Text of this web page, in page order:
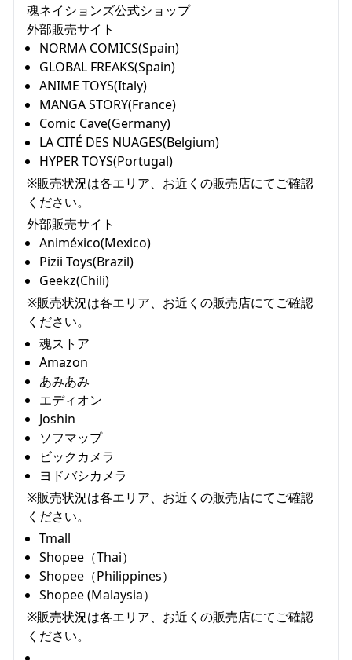
魂ネイションズ公式ショップ
外部販売サイト
NORMA COMICS(Spain)
GLOBAL FREAKS(Spain)
ANIME TOYS(Italy)
MANGA STORY(France)
Comic Cave(Germany)
LA CITÉ DES NUAGES(Belgium)
HYPER TOYS(Portugal)
※販売状況は各エリア、お近くの販売店にてご確認
ください。
外部販売サイト
Animéxico(Mexico)
Pizii Toys(Brazil)
Geekz(Chili)
※販売状況は各エリア、お近くの販売店にてご確認
ください。
魂ストア
Amazon
あみあみ
エディオン
Joshin
ソフマップ
ビックカメラ
ヨドバシカメラ
※販売状況は各エリア、お近くの販売店にてご確認
ください。
Tmall
Shopee（Thai）
Shopee（Philippines）
Shopee (Malaysia）
※販売状況は各エリア、お近くの販売店にてご確認
ください。